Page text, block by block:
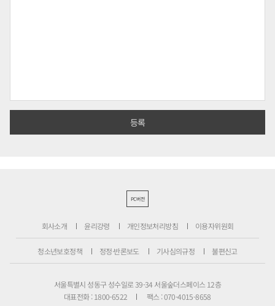
PC버전
회사소개 윤리강령 개인정보처리방침 이용자위원회
청소년보호정책 정정·반론보도 기사심의규정 불편신고
서울특별시 성동구 성수일로 39-34 서울숲더스페이스 12층
대표전화 : 1800-6522
팩스 : 070-4015-8658